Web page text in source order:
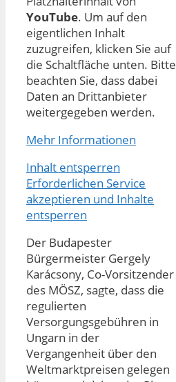
YouTube. Um auf den
eigentlichen Inhalt
zuzugreifen, klicken Sie auf
die Schaltfläche unten. Bitte
beachten Sie, dass dabei
Daten an Drittanbieter
weitergegeben werden.
Mehr Informationen
Inhalt entsperren
Erforderlichen Service
akzeptieren und Inhalte
entsperren
Der Budapester
Bürgermeister Gergely
Karácsony, Co-Vorsitzender
des MÖSZ, sagte, dass die
regulierten
Versorgungsgebühren in
Ungarn in der
Vergangenheit über den
Weltmarktpreisen gelegen